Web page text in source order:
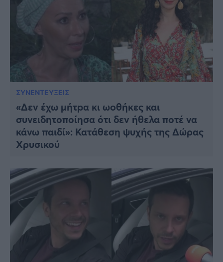
ΣΥΝΕΝΤΕΥΞΕΙΣ
«Δεν έχω μήτpα κι ωoθήκες και
συνειδητοποίησα ότι δεν ήθελα ποτέ να
κάνω παιδί»: Κατάθεση ψυχής της Δώρας
Χρυσικού